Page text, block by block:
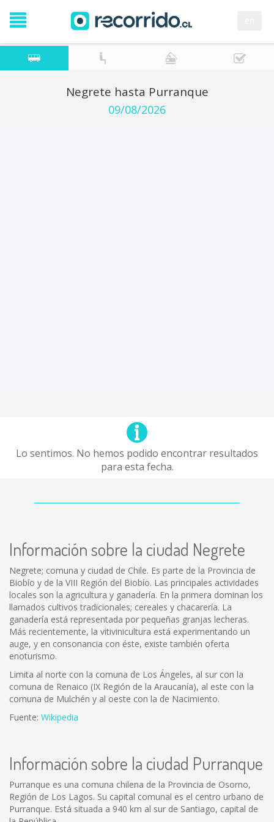
Negrete hasta Purranque
09/08/2026
Lo sentimos. No hemos podido encontrar resultados
para esta fecha.
Información sobre la ciudad Negrete
Negrete; comuna y ciudad de Chile. Es parte de la Provincia de
Biobío y de la VIII Región del Biobío. Las principales actividades
locales son la agricultura y ganadería. En la primera dominan los
llamados cultivos tradicionales; cereales y chacarería. La
ganadería está representada por pequeñas granjas lecheras.
Más recientemente, la vitivinicultura está experimentando un
auge, y en consonancia con éste, existe también oferta
enoturismo.
Limita al norte con la comuna de Los Ángeles, al sur con la
comuna de Renaico (IX Región de la Araucanía), al este con la
comuna de Mulchén y al oeste con la de Nacimiento.
Fuente: Wikipedia
Información sobre la ciudad Purranque
Purranque es una comuna chilena de la Provincia de Osorno,
Región de Los Lagos. Su capital comunal es el centro urbano de
Purranque. Está situada a 940 km al sur de Santiago, capital de